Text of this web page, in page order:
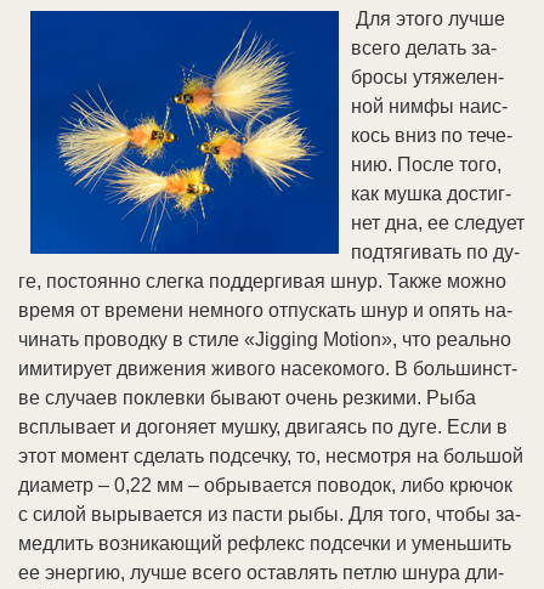
Для это­го луч­ше
все­го де­лать за­
бро­сы утя­же­лен­
ной ним­фы на­ис­
кось вниз по те­че­
нию. По­сле то­го,
как муш­ка дос­тиг­
нет дна, ее сле­ду­ет
под­тя­ги­вать по ду­
ге, по­сто­ян­но слег­ка под­дер­ги­вая шнур. Так­же мож­но
вре­мя от вре­ме­ни не­мно­го от­пус­кать шнур и опять на­
чи­нать про­вод­ку в сти­ле «Jigging Motion», что ре­аль­но
ими­ти­ру­ет дви­же­ния жи­во­го на­се­ко­мо­го. В боль­шин­ст­
ве слу­ча­ев по­клев­ки бы­ва­ют очень рез­ки­ми. Ры­ба
всплы­ва­ет и до­го­ня­ет муш­ку, дви­га­ясь по ду­ге. Ес­ли в
этот мо­мент сде­лать под­сеч­ку, то, не­смот­ря на боль­шой
диа­метр – 0,22 мм – об­ры­ва­ет­ся по­во­док, ли­бо крю­чок
с си­лой вы­ры­ва­ет­ся из пас­ти ры­бы. Для то­го, что­бы за­
мед­лить воз­ни­каю­щий реф­лекс под­сеч­ки и умень­шить
ее энер­гию, луч­ше все­го ос­тав­лять пет­лю шну­ра дли­